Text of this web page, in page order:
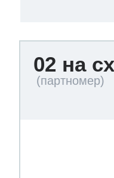
02 на